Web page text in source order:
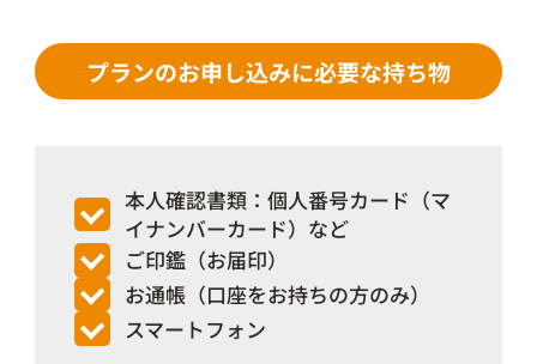
プランのお申し込みに必要な持ち物
本人確認書類：個人番号カード（マ
イナンバーカード）など
ご印鑑（お届印）
お通帳（口座をお持ちの方のみ）
スマートフォン